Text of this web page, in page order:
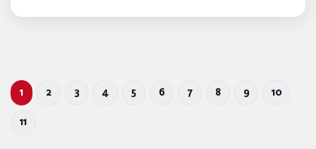
1 2 3 4 5 6 7 8 9 10
11